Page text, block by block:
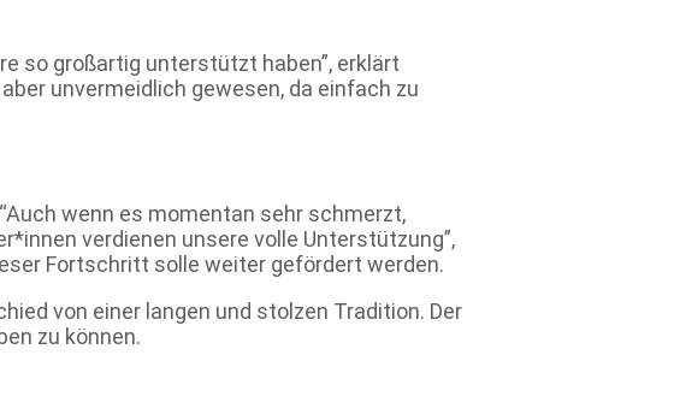
so großartig unterstützt haben”, erklärt
unvermeidlich gewesen, da einfach zu
wenn es momentan sehr schmerzt,
verdienen unsere volle Unterstützung”,
Fortschritt solle weiter gefördert werden.
von einer langen und stolzen Tradition. Der
zu können.